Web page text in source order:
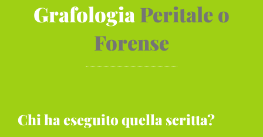
GrafologiaPeritale o
Forense
Chi ha eseguito quella scritta?